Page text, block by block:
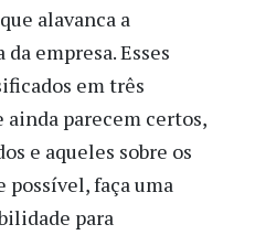
alavanca a
empresa. Esses
em três
ainda parecem certos,
e aqueles sobre os
possível, faça uma
para